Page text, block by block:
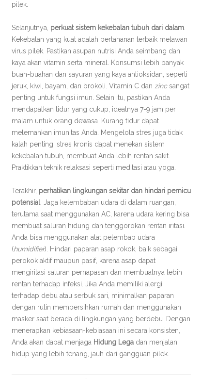
pilek.
Selanjutnya, perkuat sistem kekebalan tubuh dari dalam
Kekebalan yang kuat adalah pertahanan terbaik melawan
virus pilek. Pastikan asupan nutrisi Anda seimbang dan
kaya akan vitamin serta mineral. Konsumsi lebih banyak
buah-buahan dan sayuran yang kaya antioksidan, seperti
jeruk, kiwi, bayam, dan brokoli. Vitamin C dan zincsangat
penting untuk fungsi imun. Selain itu, pastikan Anda
mendapatkan tidur yang cukup, idealnya 7-9 jam per
malam untuk orang dewasa. Kurang tidur dapat
melemahkan imunitas Anda. Mengelola stres juga tidak
kalah penting; stres kronis dapat menekan sistem
kekebalan tubuh, membuat Anda lebih rentan sakit.
Praktikkan teknik relaksasi seperti meditasi atau yoga.
Terakhir, perhatikan lingkungan sekitar dan hindari pemicu
potensial . Jaga kelembaban udara di dalam ruangan,
terutama saat menggunakan AC, karena udara kering bisa
membuat saluran hidung dan tenggorokan rentan iritasi.
Anda bisa menggunakan alat pelembap udara
(humidifier). Hindari paparan asap rokok, baik sebagai
perokok aktif maupun pasif, karena asap dapat
mengiritasi saluran pernapasan dan membuatnya lebih
rentan terhadap infeksi. Jika Anda memiliki alergi
terhadap debu atau serbuk sari, minimalkan paparan
dengan rutin membersihkan rumah dan menggunakan
masker saat berada di lingkungan yang berdebu. Dengan
menerapkan kebiasaan-kebiasaan ini secara konsisten,
Anda akan dapat menjaga Hidung Lega dan menjalani
hidup yang lebih tenang, jauh dari gangguan pilek.